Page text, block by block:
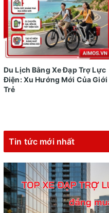
Du Lịch Bằng Xe Đạp Trợ Lực
Điện: Xu Hướng Mới Của Giới
Trẻ
Tin tức mới nhất